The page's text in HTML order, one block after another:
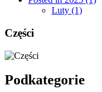
Luty (1)
Części
Podkategorie